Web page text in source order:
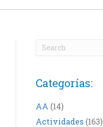
Categorías:
AA (14)
Actividades(163)